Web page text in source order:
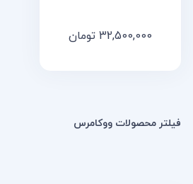
32,500,000 تومان
فیلتر محصولات ووکامرس